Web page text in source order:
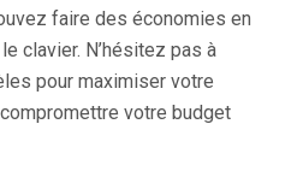
faire des économies en
clavier. N’hésitez pas à
pour maximiser votre
votre budget